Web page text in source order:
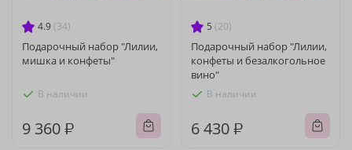
4.9 (34)
Подарочный набор "Лилии,
мишка и конфеты"
В наличии
9 360 ₽
5 (20)
Подарочный набор "Лилии,
конфеты и безалкогольное
вино"
В наличии
6 430 ₽